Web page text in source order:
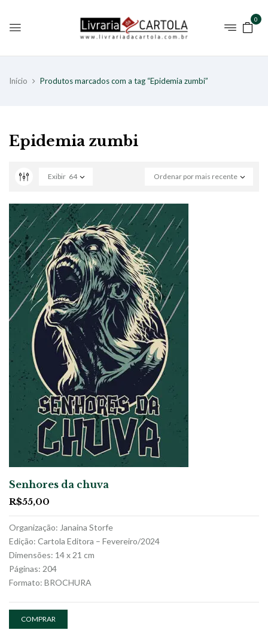
0
Início Produtos marcados com a tag “Epidemia zumbi”
Epidemia zumbi
Ordenar por mais recente
Exibir 64
Senhores da chuva
R$55,00
Organização: Janaina Storfe
Edição: Cartola Editora – Fevereiro/2024
Dimensões: 14 x 21 cm
Páginas: 204
Formato: BROCHURA
COMPRAR